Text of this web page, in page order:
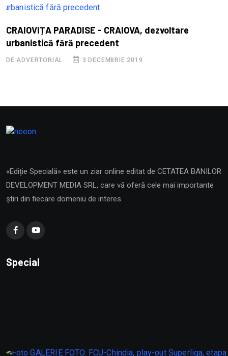
CRAIOVIȚA PARADISE - CRAIOVA, dezvoltare
urbanistică fără precedent
DE ADVERTORIAL 3 DECEMBRIE 2019
«Ediție Specială» este un ziar online editat de CETATEA BANILOR
DEVELOPMENT MEDIA SRL, care vă oferă cele mai importante
știri din fiecare domeniu de interes.
Special